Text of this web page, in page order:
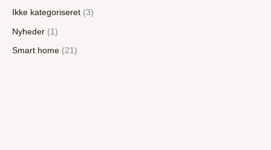
Ikke kategoriseret (3)
Nyheder (1)
Smart home (21)